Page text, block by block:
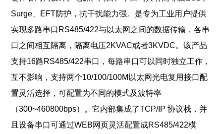
Surge、EFT防护，抗干扰能力强。是专为工业用户提供
实现多路串口RS485/422与以太网之间的数据传输，各串
口之间相互隔离，隔离电压2KVAC或者3KVDC。该产品
支持16路RS485/422串口，每路串口可以同时独立工作，
互不影响，支持两个10/100/100M以太网光电复用接口配
置灵活选择，可配置为不同的模式及波特率
（300~460800bps）。它内部集成了TCP/IP 协议栈，并
且设备串口可通过WEB网页灵活配置成RS485/422模